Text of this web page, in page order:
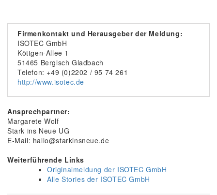
Firmenkontakt und Herausgeber der Meldung:
ISOTEC GmbH
Köttgen-Allee 1
51465 Bergisch Gladbach
Telefon: +49 (0)2202 / 95 74 261
http://www.isotec.de
Ansprechpartner:
Margarete Wolf
Stark ins Neue UG
E-Mail: hallo@starkinsneue.de
Weiterführende Links
Originalmeldung der ISOTEC GmbH
Alle Stories der ISOTEC GmbH